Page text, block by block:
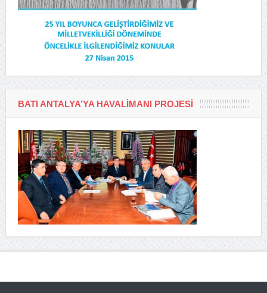
BATI ANTALYA’YA HAVALIMANI PROJESI